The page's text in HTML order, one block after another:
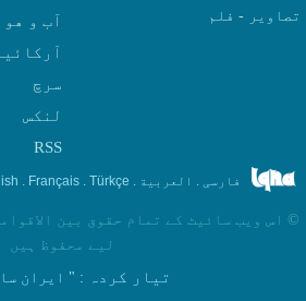
تصاوير - فلم
آب و هوا
سرچ
لنکس
RSS
فارسی . العربیة .
Türkçe
.
Français
.
© اس ویب سائیٹ کے تمام حقوق بین
لیے محفوظ ہیں
تیار کردہ : " ایران